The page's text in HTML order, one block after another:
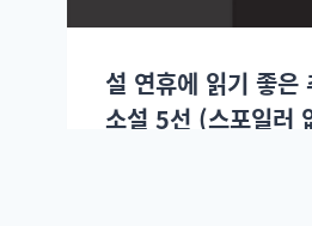
설 연휴에 읽기 좋은
소설 5선 (스포일러